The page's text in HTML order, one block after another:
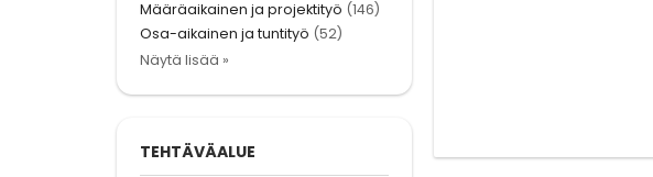
Määräaikainen ja projektityö (146)
Osa-aikainen ja tuntityö (52)
Näytä lisää »
TEHTÄVÄALUE